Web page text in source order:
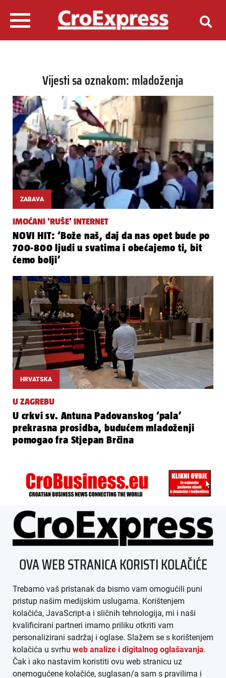
Vijesti sa oznakom: mladoženja
ZABAVA
IMOĆANI 'RUŠE' INTERNET
NOVI HIT: ‘Bože naš, daj da nas opet bude po
700-800 ljudi u svatima i obećajemo ti, bit
ćemo bolji’
HRVATSKA
U ZAGREBU
U crkvi sv. Antuna Padovanskog ‘pala’
prekrasna prosidba, budućem mladoženji
pomogao fra Stjepan Brčina
ÜBER UNS
IMPRESSUM
AGB
DATENSCHUTZ
MEDIADATEN
ARHIVA (PDF)
OVA WEB STRANICA KORISTI KOLAČIĆE
Trebamo vaš pristanak da bismo vam omogućili puni
pristup našim medijskim uslugama. Korištenjem
kolačića, JavaScript-a i sličnih tehnologija, mi i naši
kvalificirani partneri imamo priliku otkriti vam
personalizirani sadržaj i oglase. Slažem se s korištenjem
kolačića u svrhu web analize i digitalnog oglašavanja.
Čak i ako nastavim koristiti ovu web stranicu uz
onemogućene kolačiće, suglasan/a sam s pravilima i